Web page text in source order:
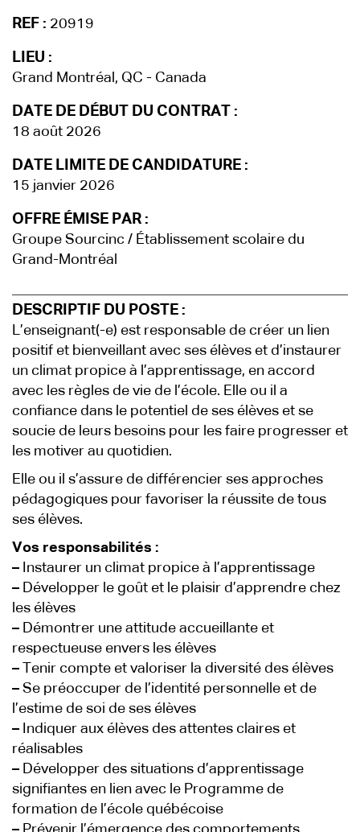
REF : 20919
LIEU :
Grand Montréal, QC - Canada
DATE DE DÉBUT DU CONTRAT :
18 août 2026
DATE LIMITE DE CANDIDATURE :
15 janvier 2026
OFFRE ÉMISE PAR :
Groupe Sourcinc / Établissement scolaire du
Grand-Montréal
DESCRIPTIF DU POSTE :
L’enseignant(-e) est responsable de créer un lien
positif et bienveillant avec ses élèves et d’instaurer
un climat propice à l’apprentissage, en accord
avec les règles de vie de l’école. Elle ou il a
confiance dans le potentiel de ses élèves et se
soucie de leurs besoins pour les faire progresser et
les motiver au quotidien.
Elle ou il s’assure de différencier ses approches
pédagogiques pour favoriser la réussite de tous
ses élèves.
Vos responsabilités :
– Instaurer un climat propice à l’apprentissage
– Développer le goût et le plaisir d’apprendre chez
les élèves
– Démontrer une attitude accueillante et
respectueuse envers les élèves
– Tenir compte et valoriser la diversité des élèves
– Se préoccuper de l’identité personnelle et de
l’estime de soi de ses élèves
– Indiquer aux élèves des attentes claires et
réalisables
– Développer des situations d’apprentissage
signifiantes en lien avec le Programme de
formation de l’école québécoise